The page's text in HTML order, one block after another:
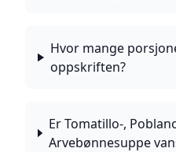
Hvor mange
oppskriften?
Er Tomatillo-,
Arvebønnesuppe